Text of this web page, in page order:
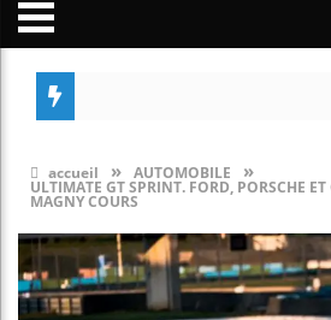
accueil » AUTOMOBILE »
ULTIMATE GT SPRINT. FORD, PORSCHE
MAGNY COURS